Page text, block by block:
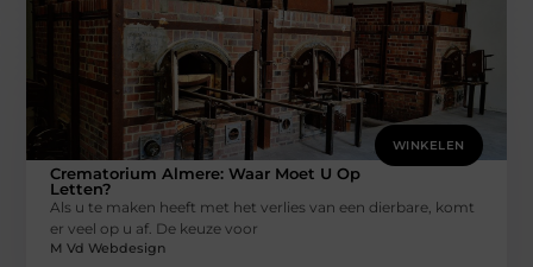
WINKELEN
Crematorium Almere: Waar Moet U Op
Letten?
Als u te maken heeft met het verlies van een dierbare, komt
er veel op u af. De keuze voor
M Vd Webdesign